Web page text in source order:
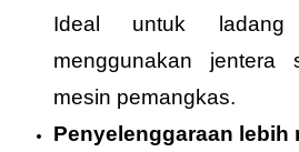
Ideal untuk ladang
menggunakan jentera
mesin pemangkas.
Penyelenggaraan lebih